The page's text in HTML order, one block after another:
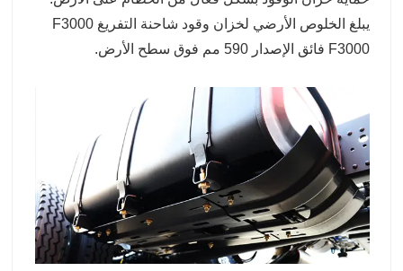
يبلغ الخلوص الأرضي لخزان وقود شاحنة التفريغ F3000
F3000 فائق الإصدار 590 مم فوق سطح الأرض.